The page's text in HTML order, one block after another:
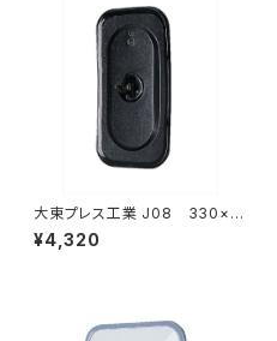
大東プレス工業 J08 330×1
70 サイドミラー/バックミラー
L012 黒 DI-7B
¥4,320